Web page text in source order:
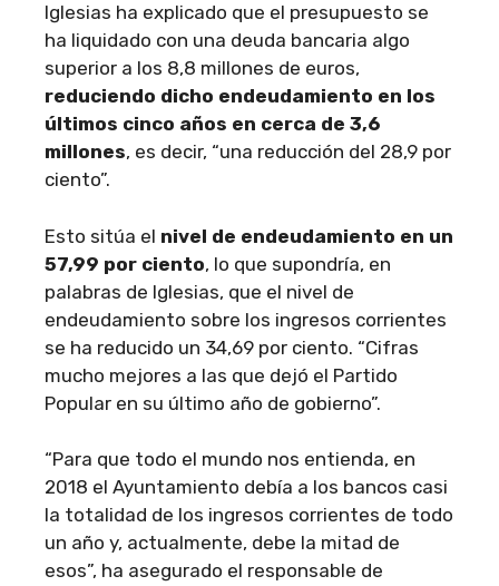
Iglesias ha explicado que el presupuesto se
ha liquidado con una deuda bancaria algo
superior a los 8,8 millones de euros,
reduciendo dicho endeudamiento en los
últimos cinco años en cerca de 3,6
millones, es decir, “una reducción del 28,9 por
ciento”.
Esto sitúa el nivel de endeudamiento en un
57,99 por ciento, lo que supondría, en
palabras de Iglesias, que el nivel de
endeudamiento sobre los ingresos corrientes
se ha reducido un 34,69 por ciento. “Cifras
mucho mejores a las que dejó el Partido
Popular en su último año de gobierno”.
“Para que todo el mundo nos entienda, en
2018 el Ayuntamiento debía a los bancos casi
la totalidad de los ingresos corrientes de todo
un año y, actualmente, debe la mitad de
esos”, ha asegurado el responsable de